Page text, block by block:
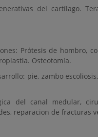
del cartílago.
Prótesis de hombro,
Osteotomía.
pie, zambo
del canal medular,
reparacion de fracturas